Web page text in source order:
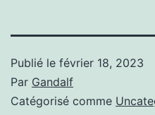
Publié le février 18, 2023
Par Gandalf
Catégorisé comme